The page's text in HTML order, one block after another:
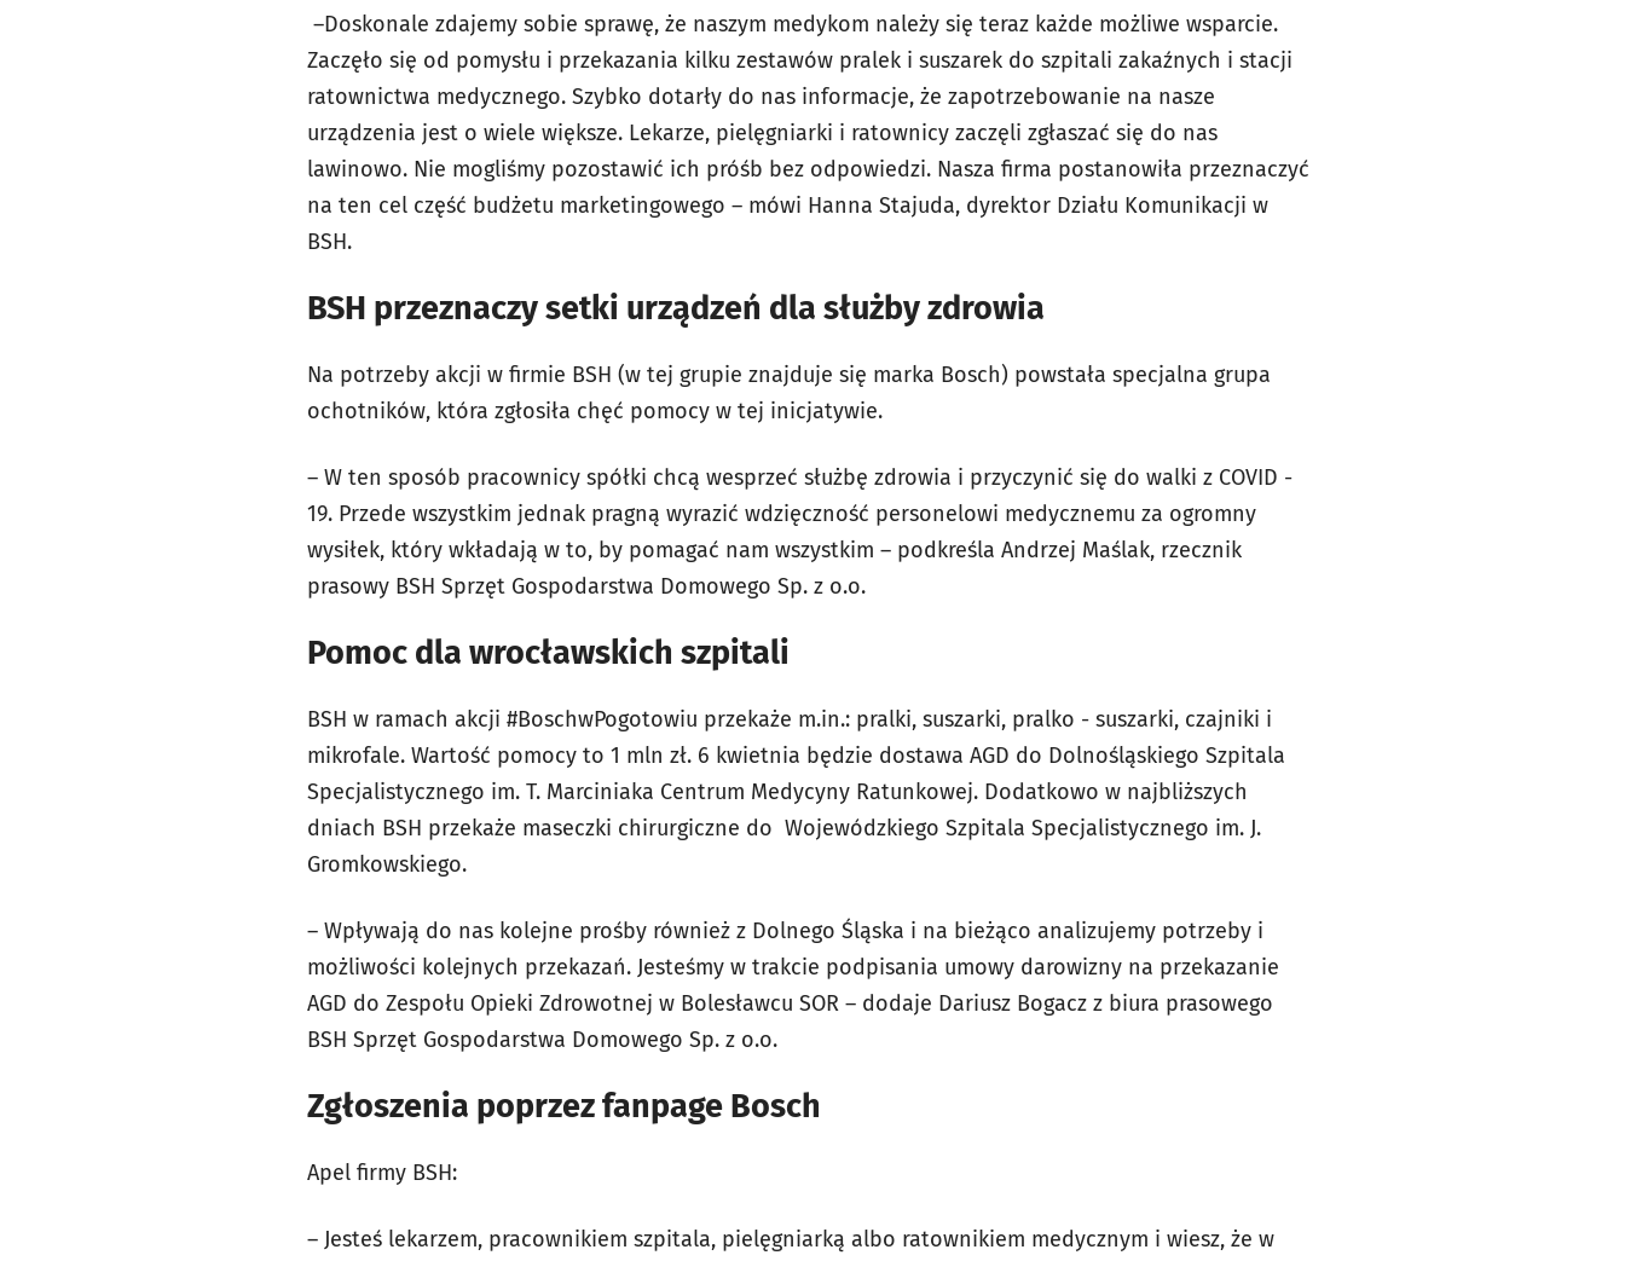
–Doskonale zdajemy sobie sprawę, że naszym medykom należy się teraz każde możliwe wsparcie.
Zaczęło się od pomysłu i przekazania kilku zestawów pralek i suszarek do szpitali zakaźnych i stacji
ratownictwa medycznego. Szybko dotarły do nas informacje, że zapotrzebowanie na nasze
urządzenia jest o wiele większe. Lekarze, pielęgniarki i ratownicy zaczęli zgłaszać się do nas
lawinowo. Nie mogliśmy pozostawić ich próśb bez odpowiedzi. Nasza firma postanowiła przeznaczyć
na ten cel część budżetu marketingowego – mówi Hanna Stajuda, dyrektor Działu Komunikacji w
BSH.
BSH przeznaczy setki urządzeń dla służby zdrowia
Na potrzeby akcji w firmie BSH (w tej grupie znajduje się marka Bosch) powstała specjalna grupa
ochotników, która zgłosiła chęć pomocy w tej inicjatywie.
– W ten sposób pracownicy spółki chcą wesprzeć służbę zdrowia i przyczynić się do walki z COVID -
19. Przede wszystkim jednak pragną wyrazić wdzięczność personelowi medycznemu za ogromny
wysiłek, który wkładają w to, by pomagać nam wszystkim – podkreśla Andrzej Maślak, rzecznik
prasowy BSH Sprzęt Gospodarstwa Domowego Sp. z o.o.
Pomoc dla wrocławskich szpitali
BSH w ramach akcji #BoschwPogotowiu przekaże m.in.: pralki, suszarki, pralko - suszarki, czajniki i
mikrofale. Wartość pomocy to 1 mln zł. 6 kwietnia będzie dostawa AGD do Dolnośląskiego Szpitala
Specjalistycznego im. T. Marciniaka Centrum Medycyny Ratunkowej. Dodatkowo w najbliższych
dniach BSH przekaże maseczki chirurgiczne do Wojewódzkiego Szpitala Specjalistycznego im. J.
Gromkowskiego.
– Wpływają do nas kolejne prośby również z Dolnego Śląska i na bieżąco analizujemy potrzeby i
możliwości kolejnych przekazań. Jesteśmy w trakcie podpisania umowy darowizny na przekazanie
AGD do Zespołu Opieki Zdrowotnej w Bolesławcu SOR – dodaje Dariusz Bogacz z biura prasowego
BSH Sprzęt Gospodarstwa Domowego Sp. z o.o.
Zgłoszenia poprzez fanpage Bosch
Apel firmy BSH:
– Jesteś lekarzem, pracownikiem szpitala, pielęgniarką albo ratownikiem medycznym i wiesz, że w